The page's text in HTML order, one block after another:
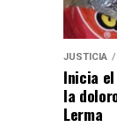
JUSTICIA
Inicia
la
Lerma